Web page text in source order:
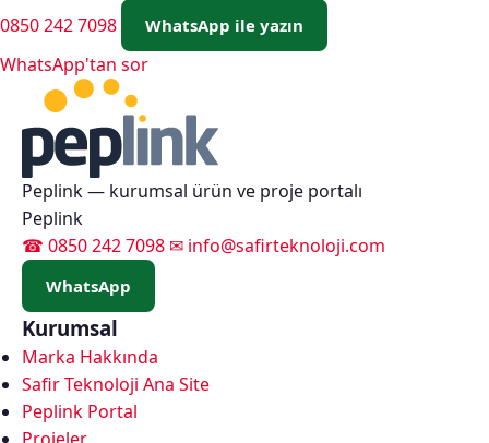
0850 242 7098 WhatsApp ile yazın
Peplink
WAN,
SpeedFusion
çok
hatlı
kesintisiz
internet.
Türkiye
genelinde
kurumsal
network,
WhatsApp'tan sor
Peplink — kurumsal ürün ve proje portalı
Peplink
☎ 0850 242 7098 ✉ info@safirteknoloji.com
WhatsApp
Kurumsal
Marka Hakkında
Safir Teknoloji Ana Site
Peplink Portal